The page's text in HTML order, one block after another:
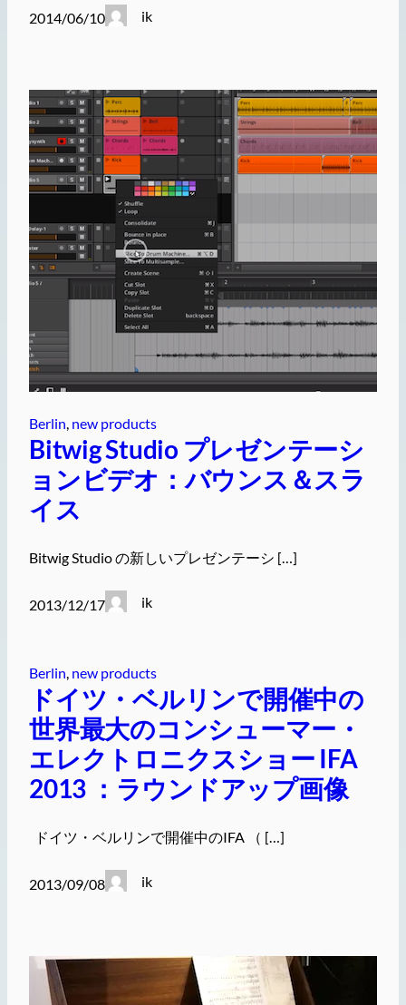
2014/06/10 ik
Berlin, new products
Bitwig Studio プレゼンテーシ
ョンビデオ：バウンス＆スラ
イス
Bitwig Studio の新しいプレゼンテーシ […]
2013/12/17 ik
Berlin, new products
ドイツ・ベルリンで開催中の
世界最大のコンシューマー・
エレクトロニクスショー IFA
2013 ：ラウンドアップ画像
ドイツ・ベルリンで開催中のIFA （ […]
2013/09/08 ik